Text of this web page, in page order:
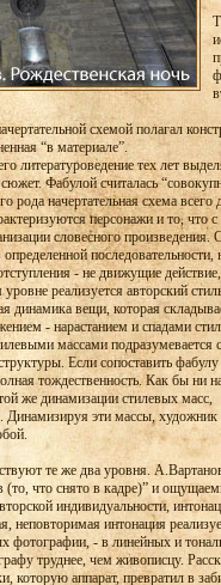
схемой полагал
“в материале”.
литературоведение тех лет
Фабулой считалась
рода начертательная схема всего
персонажи и то, что
словесного произведения.
последовательности,
- не движущие
реализуется авторский
вещи, которая
- нарастанием и спадами
массами подразумевается
Если сопоставить
тождественность. Как бы ни
же динамизации стилевых масс,
эти массы, художник
те же два уровня.
(то, что снято в кадре)” и
индивидуальности,
неповторимая интонация
фотографии, - в линейных и
труднее, чем живописцу.
которую аппарат, превратил в